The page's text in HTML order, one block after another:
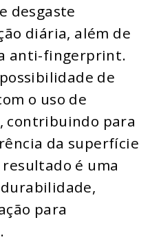
desgaste
diária, além de
anti-fingerprint.
de
o uso de
contribuindo para
da superfície
é uma
para